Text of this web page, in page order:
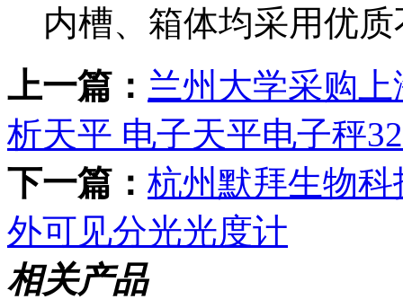
内槽、箱体均采用优
上一篇： 兰州大学采购
析天平 电子天平电子秤
下一篇： 杭州默拜生物
外可见分光光度计
相关产品